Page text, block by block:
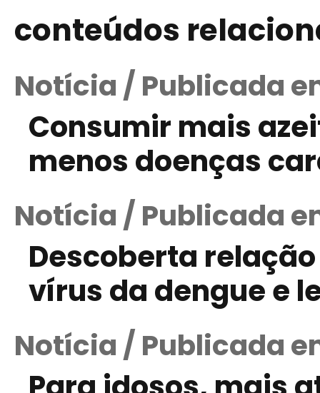
conteúdos
Notícia / Publicada
Consumir mais
menos doenças
Notícia / Publicada
Descoberta
vírus da dengue e
Notícia / Publicada